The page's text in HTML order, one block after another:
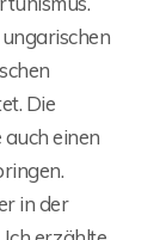
Die
einen
in der